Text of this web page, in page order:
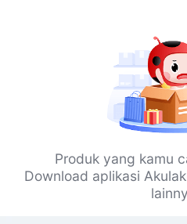
Produk yang kamu
Download aplikasi